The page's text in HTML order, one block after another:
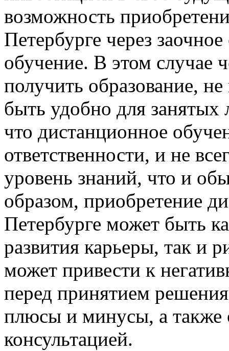
возможность
Петербурге через
обучение. В этом случае
получить образование,
быть удобно для
что дистанционное
ответственности, и не
уровень знаний, что и
образом, приобретение
Петербурге может быть
развития карьеры, так и
может привести к
перед принятием решения
плюсы и минусы, а также
консультацией.